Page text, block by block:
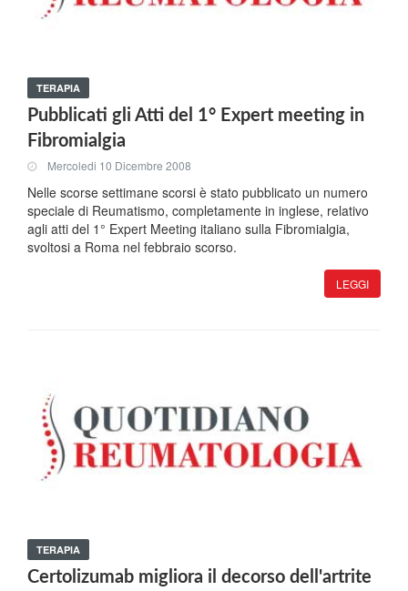
TERAPIA
Pubblicati gli Atti del 1° Expert meeting in
Fibromialgia
Mercoledi 10 Dicembre 2008
Nelle scorse settimane scorsi è stato pubblicato un numero
speciale di Reumatismo, completamente in inglese, relativo
agli atti del 1° Expert Meeting italiano sulla Fibromialgia,
svoltosi a Roma nel febbraio scorso.
LEGGI
TERAPIA
Certolizumab migliora il decorso dell'artrite